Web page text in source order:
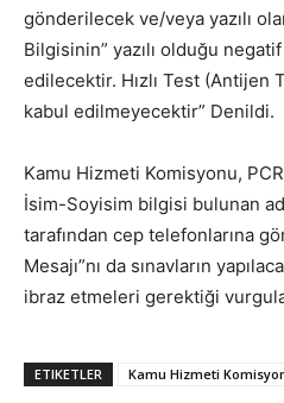
gönderilecek ve/veya yazılı
Bilgisinin” yazılı olduğu
edilecektir. Hızlı Test (Antijen
kabul edilmeyecektir” Denildi.
Kamu Hizmeti Komisyonu,
İsim-Soyisim bilgisi bulunan
tarafından cep telefonlarına
Mesajı”nı da sınavların
ibraz etmeleri gerektiği
ETIKETLER Kamu Hizmeti